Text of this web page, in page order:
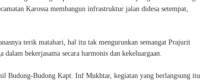
Karossa membangun infrastruktur jalan didesa setempat,
terik matahari, hal itu tak mengurunkan semangat Prajurit
dalam bekerjasama secara harmonis dan kekeluargaan.
Budong-Budong Kapt. Inf Mukhtar, kegiatan yang berlangsung itu